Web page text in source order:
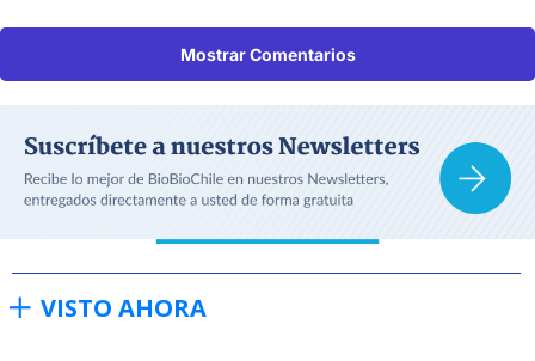
Mostrar Comentarios
VISTO AHORA